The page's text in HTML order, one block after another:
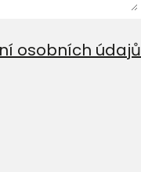
osobních údajů